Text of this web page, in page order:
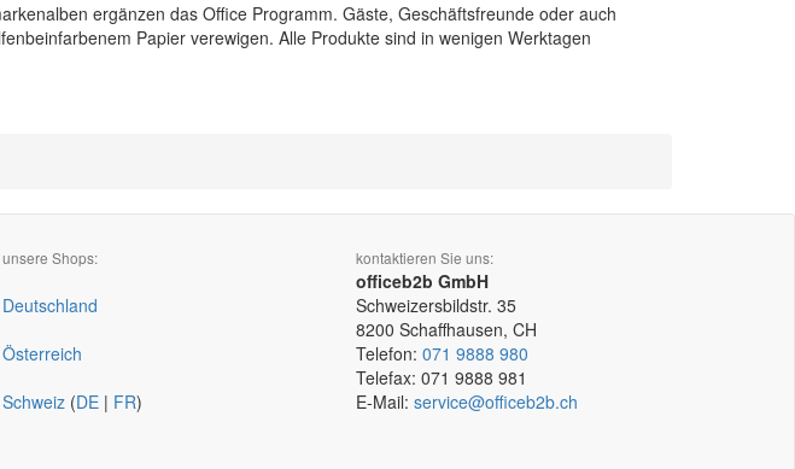
ergänzen das Office Programm. Gäste, Geschäftsfreunde oder auch
Papier verewigen. Alle Produkte sind in wenigen Werktagen
unsere Shops:
Deutschland
Österreich
Schweiz (DE | FR)
kontaktieren Sie uns:
officeb2b GmbH
Schweizersbildstr. 35
8200 Schaffhausen, CH
Telefon: 071 9888 980
Telefax: 071 9888 981
E-Mail: service@officeb2b.ch